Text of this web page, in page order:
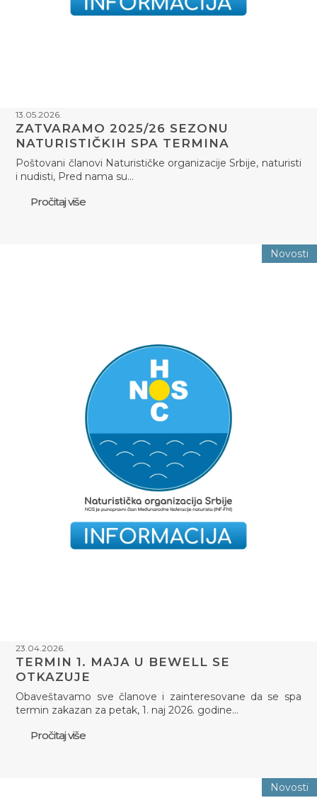
13.05.2026.
ZATVARAMO 2025/26 SEZONU
NATURISTIČKIH SPA TERMINA
Poštovani članovi Naturističke organizacije Srbije, naturisti
i nudisti, Pred nama su…
Pročitaj više
Novosti
23.04.2026.
TERMIN 1. MAJA U BEWELL SE
OTKAZUJE
Obaveštavamo sve članove i zainteresovane da se spa
termin zakazan za petak, 1. naj 2026. godine…
Pročitaj više
Novosti